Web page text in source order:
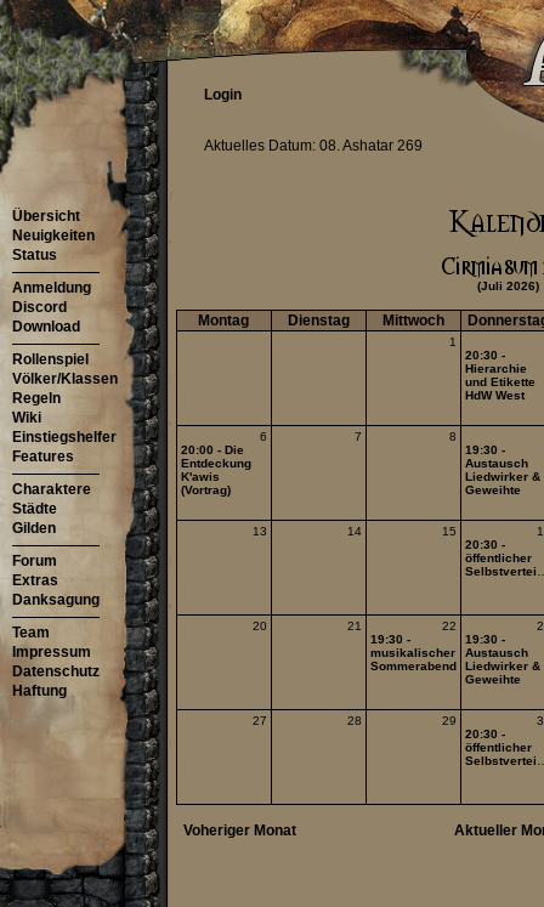
Login
Aktuelles Datum: 08. Ashatar 269
Übersicht
Neuigkeiten
Status
Anmeldung
Discord
Download
Rollenspiel
Völker/Klassen
Regeln
Wiki
Einstiegshelfer
Features
Charaktere
Städte
Gilden
Forum
Extras
Danksagung
Team
Impressum
Datenschutz
Haftung
(Juli 2026)
Montag Dienstag Mittwoch
1
20:30 -
Hierarchie
und Etikette
HdW West
6
20:00 - Die
Entdeckung
K'awis
(Vortrag)
7 8
19:30 -
Austausch
Liedwirker &
Geweihte
13 14 15
20:30 -
öffentlicher
Selbstverteidigungskurs
20 21
22
19:30 -
musikalischer
Sommerabend
19:30 -
Austausch
Liedwirker &
Geweihte
27 28 29
20:30 -
öffentlicher
Selbstverteidigungskurs
Voheriger Monat Aktueller